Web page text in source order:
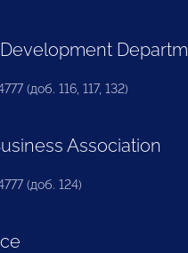
(доб. 116, 117, 132)
Association
(доб. 124)